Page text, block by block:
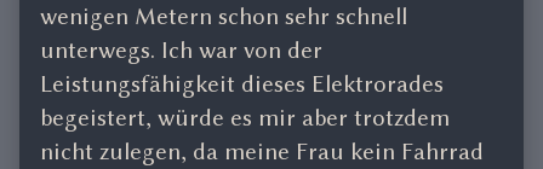
wenigen Metern schon sehr schnell
unterwegs. Ich war von der
Leistungsfähigkeit dieses Elektrorades
begeistert, würde es mir aber trotzdem
nicht zulegen, da meine Frau kein Fahrrad